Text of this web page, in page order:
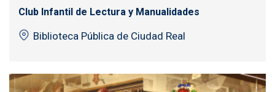
Club Infantil de Lectura y Manualidades
Biblioteca Pública de Ciudad Real